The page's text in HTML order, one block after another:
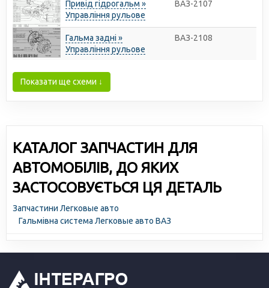
Привід гідрогальм »
Управління рульове
ВАЗ-2107
Гальма задні »
Управління рульове
ВАЗ-2108
Показати ще схеми ↓
КАТАЛОГ ЗАПЧАСТИН ДЛЯ
АВТОМОБІЛІВ, ДО ЯКИХ
ЗАСТОСОВУЄТЬСЯ ЦЯ ДЕТАЛЬ
Запчастини Легковые авто
Гальмівна система Легковые авто ВАЗ